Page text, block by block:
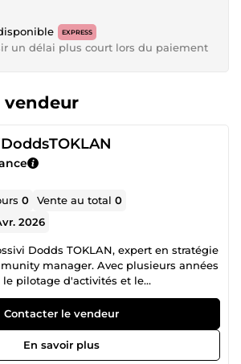
EXPRESS
un délai plus court lors du paiement
vendeur
0 Vente au total0
2026
Dodds TOKLAN, expert en stratégie
manager. Avec plusieurs années
le pilotage d'activités et le
j'accompagne aujourd'hui les
entreprises dans la structuration de
ne s'arrête pas à la simple
des outils d'aide à la décision qui
en résultats concrets. Mes
Contacter le vendeur
En savoir plus